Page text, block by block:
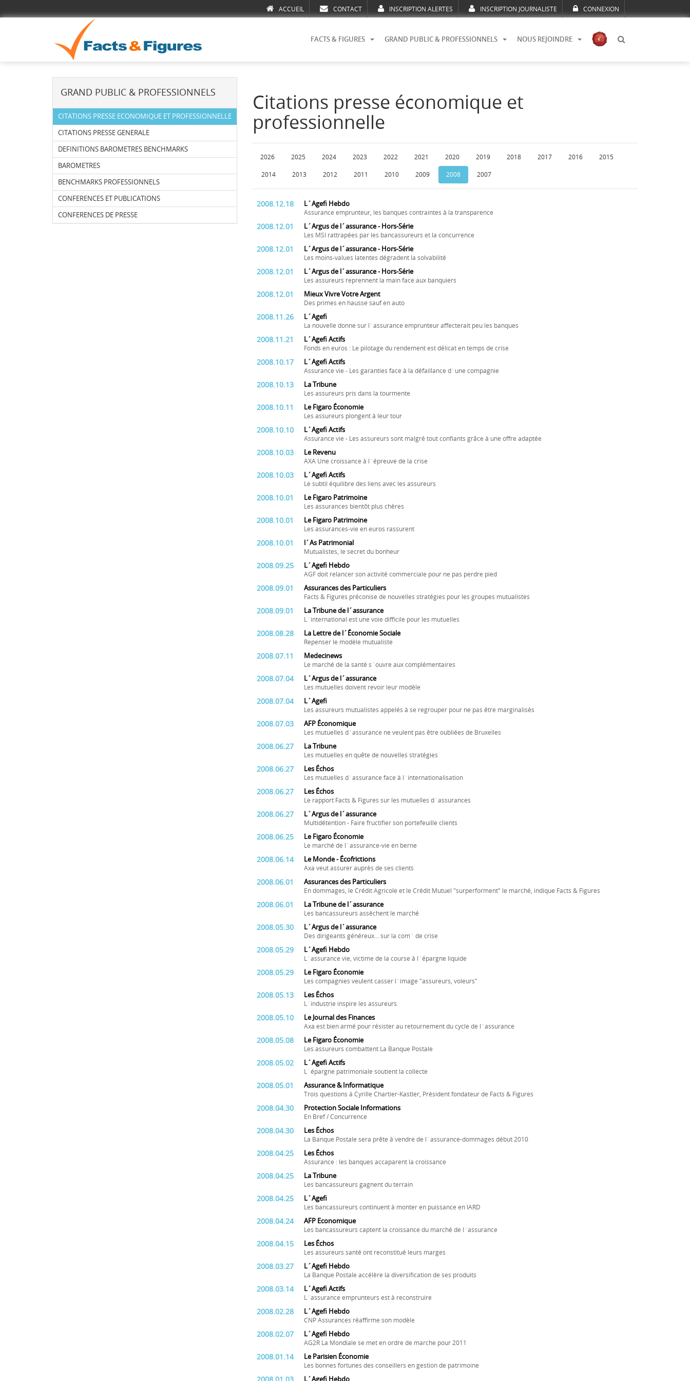
ACCUEIL CONTACT INSCRIPTION ALERTES INSCRIPTION JOURNALISTE CONNEXION
FACTS & FIGURES GRAND PUBLIC & PROFESSIONNELS NOUS REJOINDRE
GRAND PUBLIC & PROFESSIONNELS
CITATIONS PRESSE ECONOMIQUE ET PROFESSIONNELLE
CITATIONS PRESSE GENERALE
DEFINITIONS BAROMETRES BENCHMARKS
BAROMETRES
BENCHMARKS PROFESSIONNELS
CONFERENCES ET PUBLICATIONS
CONFERENCES DE PRESSE
Citations presse économique et
professionnelle
2026 2025 2024 2023 2022 2021 2020 2019 2018 2017 2016 2015
2014 2013 2012 2011 2010 2009 2008 2007
2008.12.18 L´Agefi Hebdo
Assurance emprunteur, les banques contraintes à la transparence
2008.12.01 L´Argus de l´assurance - Hors-Série
Les MSI rattrapées par les bancassureurs et la concurrence
2008.12.01 L´Argus de l´assurance - Hors-Série
Les moins-values latentes dégradent la solvabilité
2008.12.01 L´Argus de l´assurance - Hors-Série
Les assureurs reprennent la main face aux banquiers
2008.12.01 Mieux Vivre Votre Argent
Des primes en hausse sauf en auto
2008.11.26 L´Agefi
La nouvelle donne sur l´assurance emprunteur affecterait peu les banques
2008.11.21 L´Agefi Actifs
Fonds en euros : Le pilotage du rendement est délicat en temps de crise
2008.10.17 L´Agefi Actifs
Assurance vie - Les garanties face à la défaillance d´une compagnie
2008.10.13 La Tribune
Les assureurs pris dans la tourmente
2008.10.11 Le Figaro Économie
Les assureurs plongent à leur tour
2008.10.10 L´Agefi Actifs
Assurance vie - Les assureurs sont malgré tout confiants grâce à une offre adaptée
2008.10.03 Le Revenu
AXA Une croissance à l´épreuve de la crise
2008.10.03 L´Agefi Actifs
Le subtil équilibre des liens avec les assureurs
2008.10.01 Le Figaro Patrimoine
Les assurances bientôt plus chères
2008.10.01 Le Figaro Patrimoine
Les assurances-vie en euros rassurent
2008.10.01 l´As Patrimonial
Mutualistes, le secret du bonheur
2008.09.25 L´Agefi Hebdo
AGF doit relancer son activité commerciale pour ne pas perdre pied
2008.09.01 Assurances des Particuliers
Facts & Figures préconise de nouvelles stratégies pour les groupes mutualistes
2008.09.01 La Tribune de l´assurance
L´international est une voie difficile pour les mutuelles
2008.08.28 La Lettre de l´Économie Sociale
Repenser le modèle mutualiste
2008.07.11 Medecinews
Le marché de la santé s´ouvre aux complémentaires
2008.07.04 L´Argus de l´assurance
Les mutuelles doivent revoir leur modèle
2008.07.04 L´Agefi
Les assureurs mutualistes appelés à se regrouper pour ne pas être marginalisés
2008.07.03 AFP Économique
Les mutuelles d´assurance ne veulent pas être oubliées de Bruxelles
2008.06.27 La Tribune
Les mutuelles en quête de nouvelles stratégies
2008.06.27 Les Échos
Les mutuelles d´assurance face à l´internationalisation
2008.06.27 Les Échos
Le rapport Facts & Figures sur les mutuelles d´assurances
2008.06.27 L´Argus de l´assurance
Multidétention - Faire fructifier son portefeuille clients
2008.06.25 Le Figaro Économie
Le marché de l´assurance-vie en berne
2008.06.14 Le Monde - Écofrictions
Axa veut assurer auprès de ses clients
2008.06.01 Assurances des Particuliers
En dommages, le Crédit Agricole et le Crédit Mutuel "surperforment" le marché, indique Facts & Figures
2008.06.01 La Tribune de l´assurance
Les bancassureurs assèchent le marché
2008.05.30 L´Argus de l´assurance
Des dirigeants généreux... sur la com´ de crise
2008.05.29 L´Agefi Hebdo
L´assurance vie, victime de la course à l´épargne liquide
2008.05.29 Le Figaro Économie
Les compagnies veulent casser l´image "assureurs, voleurs"
2008.05.13 Les Échos
L´industrie inspire les assureurs
2008.05.10 Le Journal des Finances
Axa est bien armé pour résister au retournement du cycle de l´assurance
2008.05.08 Le Figaro Économie
Les assureurs combattent La Banque Postale
2008.05.02 L´Agefi Actifs
L´épargne patrimoniale soutient la collecte
2008.05.01 Assurance & Informatique
Trois questions à Cyrille Chartier-Kastler, Président fondateur de Facts & Figures
2008.04.30 Protection Sociale Informations
En Bref / Concurrence
2008.04.30 Les Échos
La Banque Postale sera prête à vendre de l´assurance-dommages début 2010
2008.04.25 Les Échos
Assurance : les banques accaparent la croissance
2008.04.25 La Tribune
Les bancassureurs gagnent du terrain
2008.04.25 L´Agefi
Les bancassureurs continuent à monter en puissance en IARD
2008.04.24 AFP Economique
Les bancassureurs captent la croissance du marché de l´assurance
2008.04.15 Les Échos
Les assureurs santé ont reconstitué leurs marges
2008.03.27 L´Agefi Hebdo
La Banque Postale accélère la diversification de ses produits
2008.03.14 L´Agefi Actifs
L´assurance emprunteurs est à reconstruire
2008.02.28 L´Agefi Hebdo
CNP Assurances réaffirme son modèle
2008.02.07 L´Agefi Hebdo
AG2R La Mondiale se met en ordre de marche pour 2011
2008.01.14 Le Parisien Économie
Les bonnes fortunes des conseillers en gestion de patrimoine
L´Agefi Hebdo